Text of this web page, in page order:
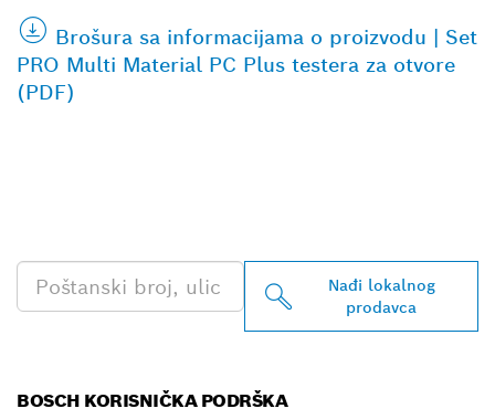
Brošura sa informacijama o proizvodu | Set
PRO Multi Material PC Plus testera za otvore
(PDF)
Nađi lokalnog
prodavca
BOSCH KORISNIČKA PODRŠKA